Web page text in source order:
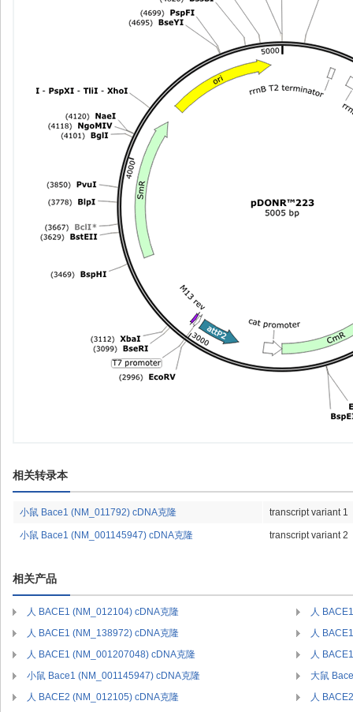
相关转录本
小鼠 Bace1 (NM_011792) cDNA克隆 transcript variant 1
小鼠 Bace1 (NM_001145947) cDNA克隆 transcript variant 2
相关产品
人 BACE1 (NM_012104) cDNA克隆
人
人 BACE1 (NM_138972) cDNA克隆
人
人 BACE1 (NM_001207048) cDNA克隆
人
小鼠 Bace1 (NM_001145947) cDNA克隆
大鼠
人 BACE2 (NM_012105) cDNA克隆
人